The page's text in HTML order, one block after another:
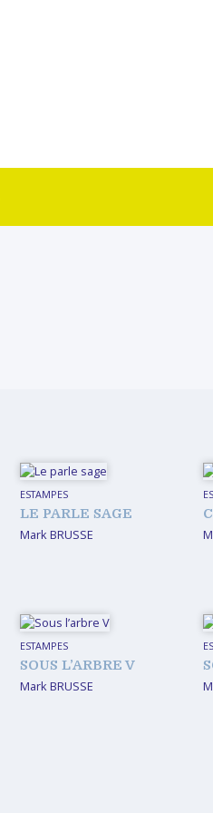
ESTAMPES
LE PARLE SAGE
Mark BRUSSE
ESTAMPES
SOUS L’ARBRE V
Mark BRUSSE